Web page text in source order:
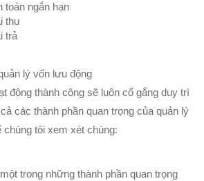
toán ngắn hạn
thu
trả
lý vốn lưu động
động thành công sẽ luôn cố gắng duy trì
các thành phần quan trọng của quản lý
tôi xem xét chúng:
trong những thành phần quan trọng